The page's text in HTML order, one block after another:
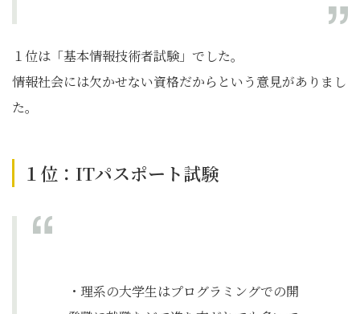
１位は「基本情報技術者試験」でした。
情報社会には欠かせない資格だからという意見がありまし
た。
１位：ITパスポート試験
・理系の大学生はプログラミングでの開